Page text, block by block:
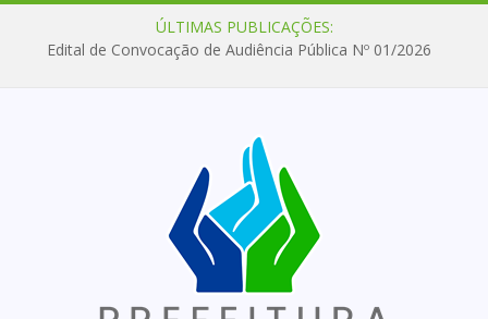
ÚLTIMAS PUBLICAÇÕES:
Edital de Convocação de Audiência Pública Nº 01/2026